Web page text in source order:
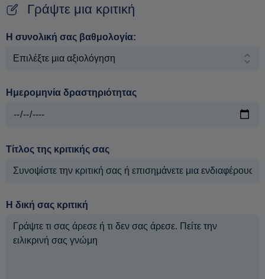
Γράψτε μια κριτική
Η συνολική σας βαθμολογία:
Ημερομηνία δραστηριότητας
Τίτλος της κριτικής σας
Η δική σας κριτική